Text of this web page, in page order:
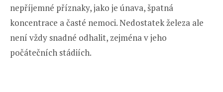
nepříjemné příznaky, jako je únava, špatná
koncentrace a časté nemoci. Nedostatek železa ale
není vždy snadné odhalit, zejména v jeho
počátečních stádiích.